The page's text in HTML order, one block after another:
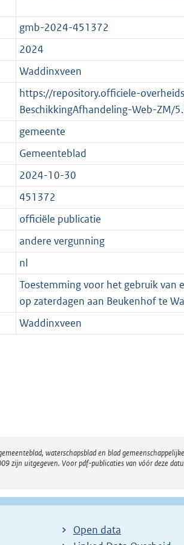
t
t
e
:
2
K
b
o
t
e
:
2
K
b
gmb-2024-451372
2024
Waddinxveen
https://repository.officiele-
BeschikkingAfhandeling-Web-ZM/
gemeente
Gemeenteblad
2024-10-30
451372
officiële publicatie
andere vergunning
nl
Toestemming voor het gebruik van
op zaterdagen aan Beukenhof te
Waddinxveen
waterschapsblad en blad
zijn uitgegeven. Voor pdf-publicaties van vóór deze
Open data